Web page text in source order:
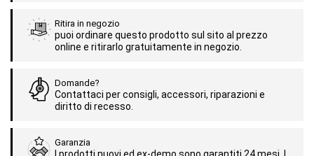
Ritira in negozio
puoi ordinare questo prodotto sul sito al prezzo
online e ritirarlo gratuitamente in negozio.
Domande?
Contattaci per consigli, accessori, riparazioni e
diritto di recesso.
Garanzia